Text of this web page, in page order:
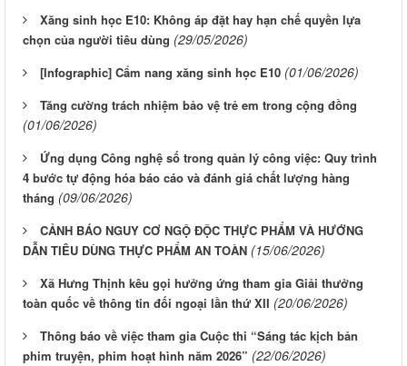
Xăng sinh học E10: Không áp đặt hay hạn chế quyền lựa
chọn của người tiêu dùng (29/05/2026)
[Infographic] Cẩm nang xăng sinh học E10 (01/06/2026)
Tăng cường trách nhiệm bảo vệ trẻ em trong cộng đồng
(01/06/2026)
Ứng dụng Công nghệ số trong quản lý công việc: Quy trình
4 bước tự động hóa báo cáo và đánh giá chất lượng hàng
tháng (09/06/2026)
CẢNH BÁO NGUY CƠ NGỘ ĐỘC THỰC PHẨM VÀ HƯỚNG
DẪN TIÊU DÙNG THỰC PHẨM AN TOÀN (15/06/2026)
Xã Hưng Thịnh kêu gọi hưởng ứng tham gia Giải thưởng
toàn quốc về thông tin đối ngoại lần thứ XII (20/06/2026)
Thông báo về việc tham gia Cuộc thi “Sáng tác kịch bản
phim truyện, phim hoạt hình năm 2026” (22/06/2026)